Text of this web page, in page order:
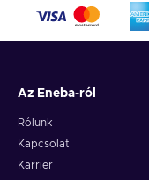
crypto,
5. Enter your wallet
redeem your whole
you should give it up
Az Eneba-ról
Rólunk
Kapcsolat
Karrier